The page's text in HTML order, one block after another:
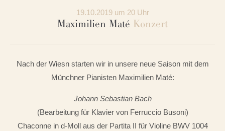
19.10.2019 um 20 Uhr
Maximilien Maté Konzert
Nach der Wiesn starten wir in unsere neue Saison mit dem
Münchner Pianisten Maximilien Maté:
Johann Sebastian Bach
(Bearbeitung für Klavier von Ferruccio Busoni)
Chaconne in d-Moll aus der Partita II für Violine BWV 1004